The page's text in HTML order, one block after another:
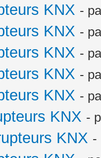
KNX -
KNX -
KNX -
KNX -
KNX -
KNX -
KNX -